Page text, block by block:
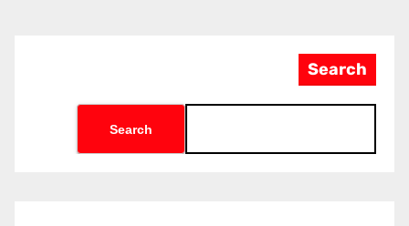
Search
Search